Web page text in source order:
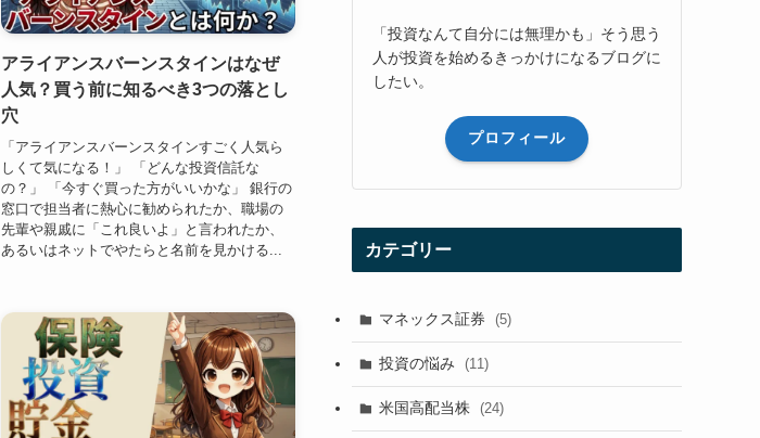
アライアンスバーンスタインはなぜ
人気？買う前に知るべき3つの落とし
穴
「アライアンスバーンスタインすごく人気ら
しくて気になる！」 「どんな投資信託な
の？」 「今すぐ買った方がいいかな」 銀行の
窓口で担当者に熱心に勧められたか、職場の
先輩や親戚に「これ良いよ」と言われたか、
あるいはネットでやたらと名前を見かける...
「投資なんて自分には無理かも」そう思う
人が投資を始めるきっかけになるブログに
したい。
プロフィール
カテゴリー
マネックス証券 (5)
投資の悩み (11)
米国高配当株 (24)